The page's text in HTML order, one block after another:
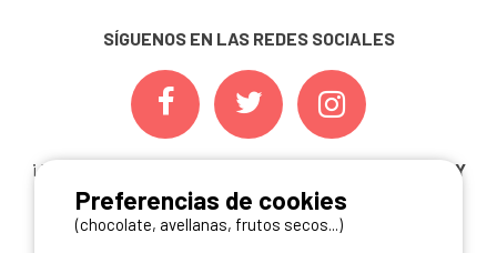
SÍGUENOS EN LAS REDES SOCIALES
¡ Y NO TE PIERDAS NUESTRAS
OFERTAS, CONCURSOS Y
NOVEDADESINSCRIBIÉNDOTE A NUESTRA
NEWSLETTER!
Preferencias de cookies
(chocolate, avellanas, frutos secos...)